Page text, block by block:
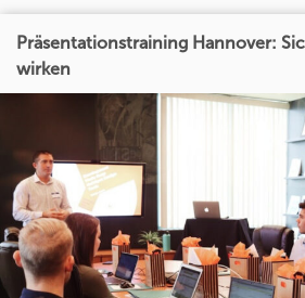
Präsentationstraining Hannover:
wirken